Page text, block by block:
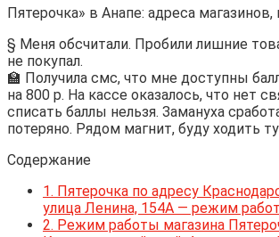
Пятерочка» в Анапе: адреса магазинов,
§ Меня обсчитали. Пробили лишние
не покупал.
🏫 Получила смс, что мне доступны
на 800 р. На кассе оказалось, что нет
списать баллы нельзя. Замануха
потеряно. Рядом магнит, буду ходить
Содержание
1. Пятерочка по адресу
улица Ленина, 154А — режим
2. Режим работы магазина